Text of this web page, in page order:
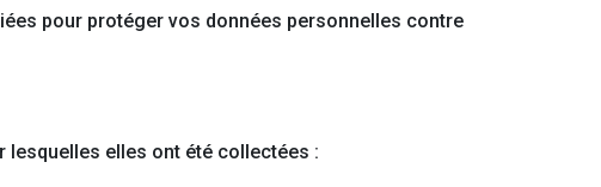
pour protéger vos données personnelles contre
lesquelles elles ont été collectées :